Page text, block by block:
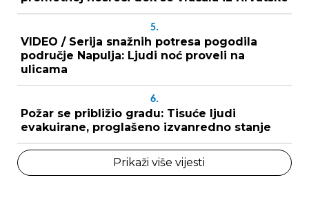
5.
VIDEO / Serija snažnih potresa pogodila
područje Napulja: Ljudi noć proveli na
ulicama
6.
Požar se približio gradu: Tisuće ljudi
evakuirane, proglašeno izvanredno stanje
Prikaži više vijesti